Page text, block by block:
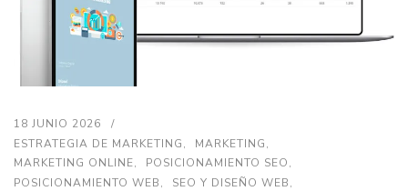
18 JUNIO 2026
ESTRATEGIA DE MARKETING
MARKETING
MARKETING ONLINE
POSICIONAMIENTO SEO
POSICIONAMIENTO WEB
SEO Y DISEÑO WEB